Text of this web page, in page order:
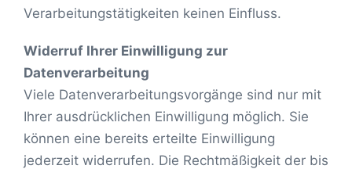
Verarbeitungstätigkeiten keinen Einfluss.
Widerruf Ihrer Einwilligung zur
Datenverarbeitung
Viele Datenverarbeitungsvorgänge sind nur mit
Ihrer ausdrücklichen Einwilligung möglich. Sie
können eine bereits erteilte Einwilligung
jederzeit widerrufen. Die Rechtmäßigkeit der bis